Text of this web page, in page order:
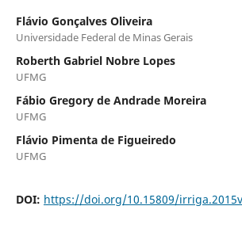
Flávio Gonçalves Oliveira
Universidade Federal de Minas Gerais
Roberth Gabriel Nobre Lopes
UFMG
Fábio Gregory de Andrade Moreira
UFMG
Flávio Pimenta de Figueiredo
UFMG
DOI: https://doi.org/10.15809/